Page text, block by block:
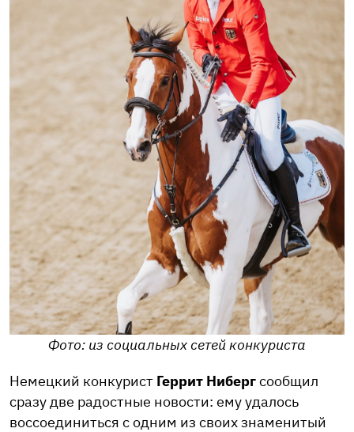
Фото: из социальных сетей конкуриста
Немецкий конкурист Геррит Нибергсообщил
сразу две радостные новости: ему удалось
воссоединиться с одним из своих знаменитый